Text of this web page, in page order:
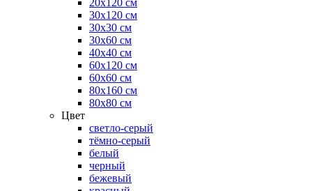
20х120 см
30х120 см
30х30 см
30х60 см
40х40 см
60х120 см
60х60 см
80х160 см
80х80 см
Цвет
светло-серый
тёмно-серый
белый
черный
бежевый